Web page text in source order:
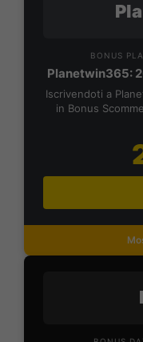
BONUS
Planetwin365:
Iscrivendoti a
in Bonus